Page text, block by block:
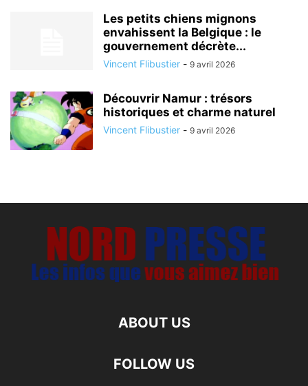
Les petits chiens mignons
envahissent la Belgique : le
gouvernement décrète...
Vincent Flibustier - 9 avril 2026
Découvrir Namur : trésors
historiques et charme naturel
Vincent Flibustier - 9 avril 2026
ABOUT US
FOLLOW US